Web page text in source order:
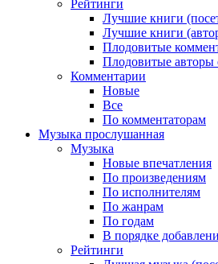
Рейтинги
Лучшие книги
Лучшие книги
Плодовитые
Плодовитые авторы
Комментарии
Новые
Все
По комментаторам
Музыка прослушанная
Музыка
Новые впечатления
По произведениям
По исполнителям
По жанрам
По годам
В порядке
Рейтинги